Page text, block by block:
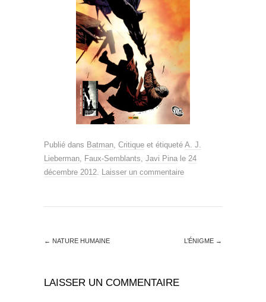
Publié dans Batman Critique et étiqueté A. J.
Lieberman Faux-Semblants Javi Pina le 24
décembre 2012 Laisser un commentaire
← NATURE HUMAINE L’ÉNIGME →
LAISSER UN COMMENTAIRE